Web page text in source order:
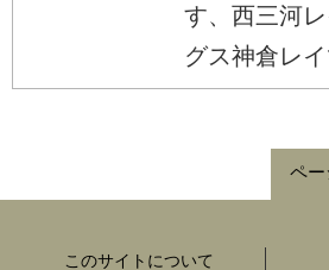
す、西三河
グス神倉レ
ペー
このサイトについて